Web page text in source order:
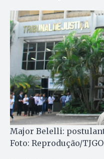
Major Belelli:
Foto: Reprodução/TJGO